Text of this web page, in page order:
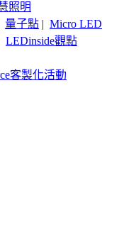
照明
量子點 | Micro LED
LEDinside觀點
客製化活動